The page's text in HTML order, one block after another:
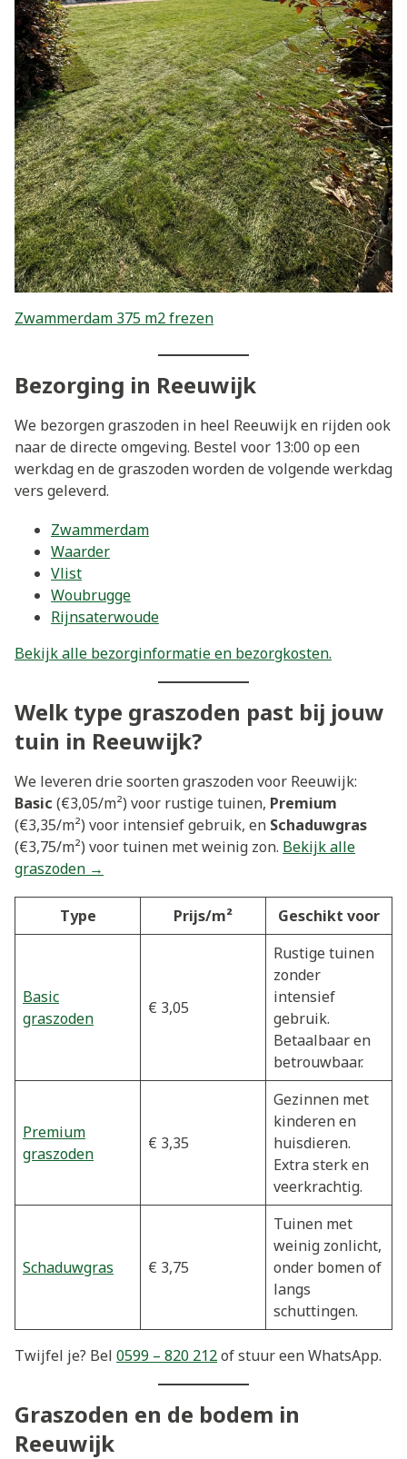
Zwammerdam 375 m2 frezen
Bezorging in Reeuwijk
We bezorgen graszoden in heel Reeuwijk en rijden ook
naar de directe omgeving. Bestel voor 13:00 op een
werkdag en de graszoden worden de volgende werkdag
vers geleverd.
Zwammerdam
Waarder
Vlist
Woubrugge
Rijnsaterwoude
Bekijk alle bezorginformatie en bezorgkosten.
Welk type graszoden past bij jouw
tuin in Reeuwijk?
We leveren drie soorten graszoden voor Reeuwijk:
Basic (€3,05/m²) voor rustige tuinen, Premium
(€3,35/m²) voor intensief gebruik, en Schaduwgras
(€3,75/m²) voor tuinen met weinig zon. Bekijk alle
graszoden →
Type Prijs/m² Geschikt voor
Basic
graszoden
€ 3,05
Rustige tuinen
zonder
intensief
gebruik.
Betaalbaar en
betrouwbaar.
Premium
graszoden
€ 3,35
Gezinnen met
kinderen en
huisdieren.
Extra sterk en
veerkrachtig.
Schaduwgras € 3,75
Tuinen met
weinig zonlicht,
onder bomen of
langs
schuttingen.
Twijfel je? Bel 0599 – 820 212of stuur een WhatsApp.
Graszoden en de bodem in
Reeuwijk